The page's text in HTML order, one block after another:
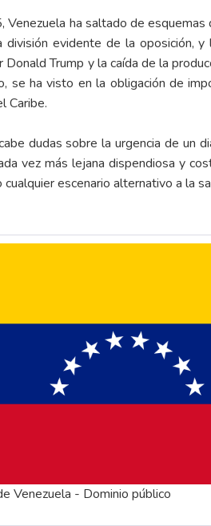
ha saltado de esquemas
división evidente de la oposición,
Donald Trump y la caída de la
se ha visto en la obligación de
Caribe.
dudas sobre la urgencia de un
vez más lejana dispendiosa y
cualquier escenario alternativo a la
Venezuela - Dominio público